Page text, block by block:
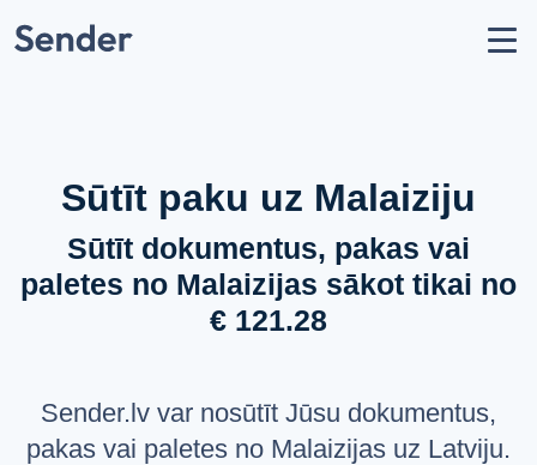
Nosūtīt sūtījumu
Pārvadātāju partneri
Aizliegumi un ierobežojumi
Jautājumi un atbildes
Sūtīt paku uz Malaiziju
Sūtīt dokumentus, pakas vai
paletes no Malaizijas sākot tikai no
€ 121.28
Sender.lv var nosūtīt Jūsu dokumentus,
pakas vai paletes no Malaizijas uz Latviju.